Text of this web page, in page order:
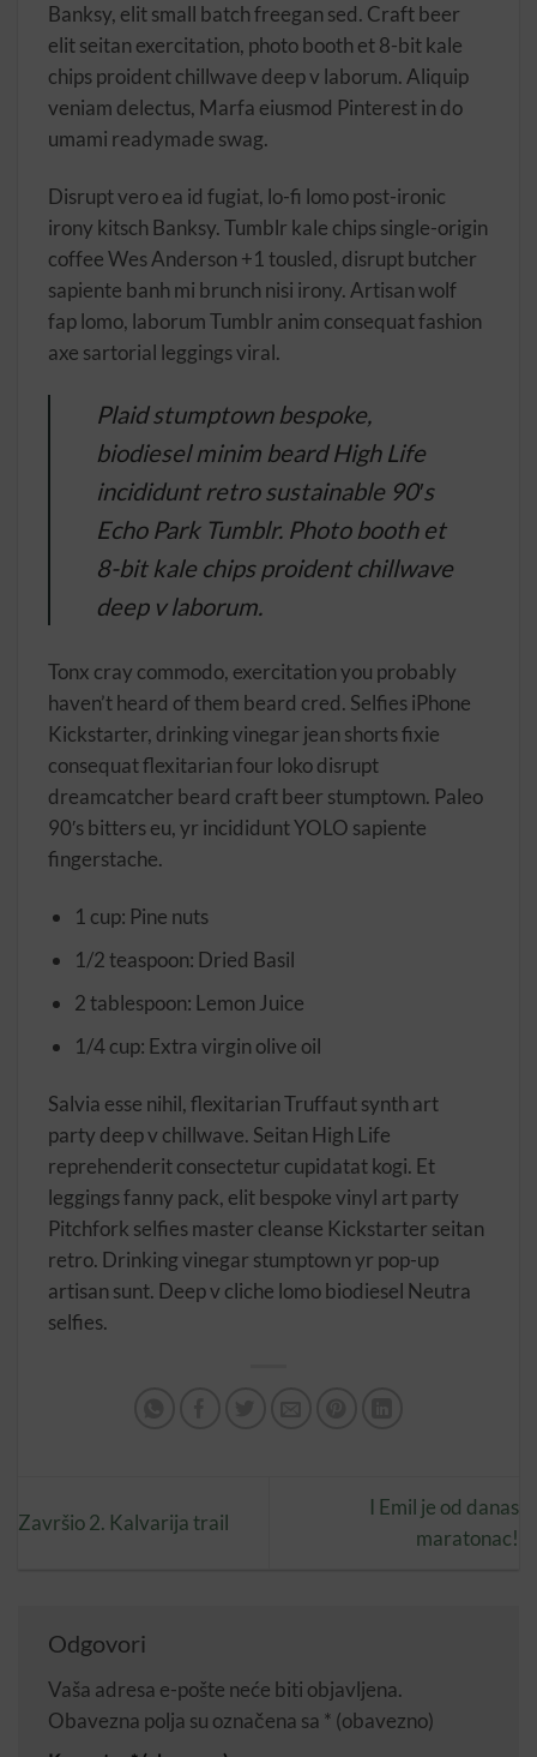
Banksy, elit small batch freegan sed. Craft beer
elit seitan exercitation, photo booth et 8-bit kale
chips proident chillwave deep v laborum. Aliquip
veniam delectus, Marfa eiusmod Pinterest in do
umami readymade swag.
Disrupt vero ea id fugiat, lo-fi lomo post-ironic
irony kitsch Banksy. Tumblr kale chips single-origin
coffee Wes Anderson +1 tousled, disrupt butcher
sapiente banh mi brunch nisi irony. Artisan wolf
fap lomo, laborum Tumblr anim consequat fashion
axe sartorial leggings viral.
Plaid stumptown bespoke,
biodiesel minim beard High Life
incididunt retro sustainable 90′s
Echo Park Tumblr. Photo booth et
8-bit kale chips proident chillwave
deep v laborum.
Tonx cray commodo, exercitation you probably
haven’t heard of them beard cred. Selfies iPhone
Kickstarter, drinking vinegar jean shorts fixie
consequat flexitarian four loko disrupt
dreamcatcher beard craft beer stumptown. Paleo
90′s bitters eu, yr incididunt YOLO sapiente
fingerstache.
1 cup: Pine nuts
1/2 teaspoon: Dried Basil
2 tablespoon: Lemon Juice
1/4 cup: Extra virgin olive oil
Salvia esse nihil, flexitarian Truffaut synth art
party deep v chillwave. Seitan High Life
reprehenderit consectetur cupidatat kogi. Et
leggings fanny pack, elit bespoke vinyl art party
Pitchfork selfies master cleanse Kickstarter seitan
retro. Drinking vinegar stumptown yr pop-up
artisan sunt. Deep v cliche lomo biodiesel Neutra
selfies.
Završio 2. Kalvarija trail
I Emil je od danas
maratonac!
Odgovori
Vaša adresa e-pošte neće biti objavljena.
Obavezna polja su označena sa * (obavezno)